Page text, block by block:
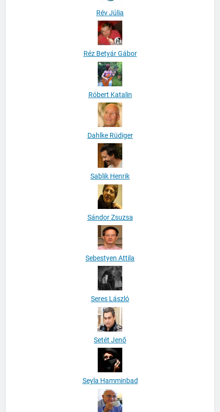
Rév Júlia
Réz Betyár Gábor
Róbert Katalin
Dahlke Rüdiger
Sablik Henrik
Sándor Zsuzsa
Sebestyen Attila
Seres László
Setét Jenő
Seyla Hamminbad